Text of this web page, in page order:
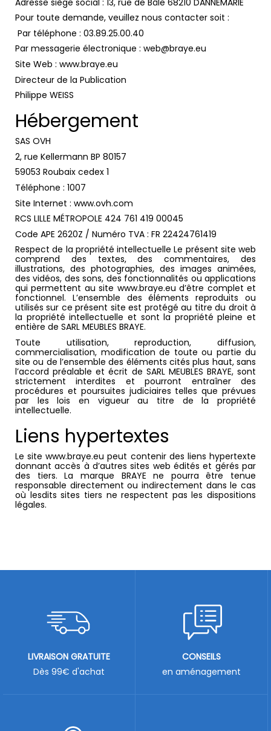
Pour toute demande, veuillez nous contacter soit :
Par téléphone : 03.89.25.00.40
Par messagerie électronique : web@braye.eu
Site Web : www.braye.eu
Directeur de la Publication
Philippe WEISS
Hébergement
SAS OVH
2, rue Kellermann BP 80157
59053 Roubaix cedex 1
Téléphone : 1007
Site Internet : www.ovh.com
RCS LILLE MÉTROPOLE 424 761 419 00045
Code APE 2620Z / Numéro TVA : FR 22424761419
Respect de la propriété intellectuelle Le présent site web
comprend des textes, des commentaires, des
illustrations, des photographies, des images animées,
des vidéos, des sons, des fonctionnalités ou applications
qui permettent au site www.braye.eu d’être complet et
fonctionnel. L’ensemble des éléments reproduits ou
utilisés sur ce présent site est protégé au titre du droit à
la propriété intellectuelle et sont la propriété pleine et
entière de SARL MEUBLES BRAYE.
Toute utilisation, reproduction, diffusion,
commercialisation, modification de toute ou partie du
site ou de l’ensemble des éléments cités plus haut, sans
l’accord préalable et écrit de SARL MEUBLES BRAYE, sont
strictement interdites et pourront entraîner des
procédures et poursuites judiciaires telles que prévues
par les lois en vigueur au titre de la propriété
intellectuelle.
Liens hypertextes
Le site www.braye.eu peut contenir des liens hypertexte
donnant accès à d’autres sites web édités et gérés par
des tiers. La marque BRAYE ne pourra être tenue
responsable directement ou indirectement dans le cas
où lesdits sites tiers ne respectent pas les dispositions
légales.
LIVRAISON GRATUITE
Dès 99€ d'achat
CONSEILS
en aménagement